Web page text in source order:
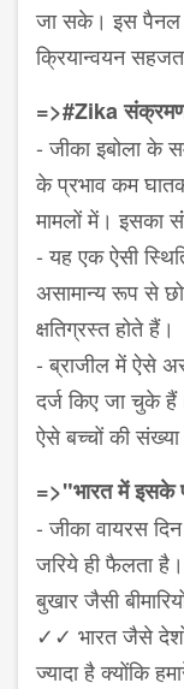
जा सके। इस पैनल
क्रियान्वयन
=>#Zika संक्रमण
- जीका इबोला के
के प्रभाव कम
मामलों में। इसका
- यह एक ऐसी
असामान्य रूप से
क्षतिग्रस्त होते हैं।
- ब्राजील में ऐसे
दर्ज किए जा चुके
ऐसे बच्चों की
=>"भारत में इसके
- जीका वायरस
जरिये ही फैलता
बुखार जैसी
✓✓ भारत जैसे
ज्यादा है क्योंकि